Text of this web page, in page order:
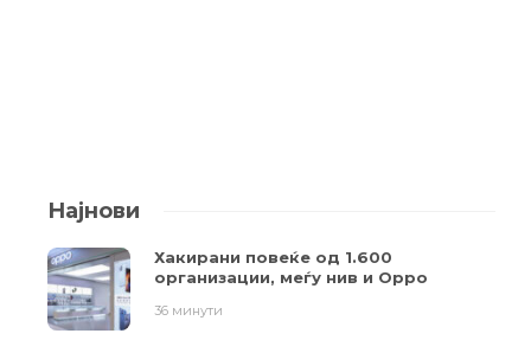
Најнови
Хакирани повеќе од 1.600
организации, меѓу нив и Oppo
36 минути